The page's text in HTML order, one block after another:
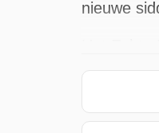
nieuwe